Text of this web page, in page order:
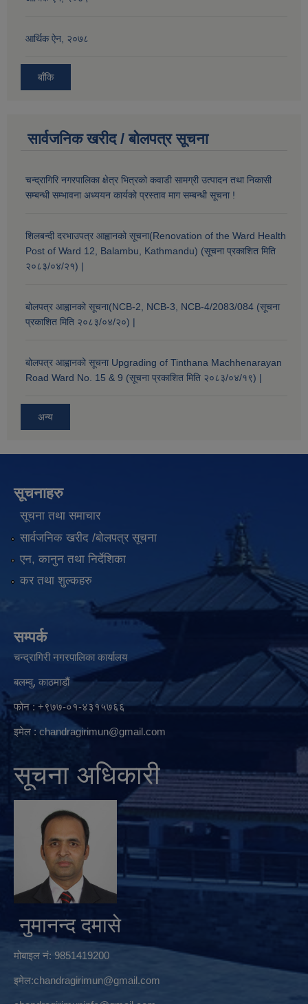
आर्थिक ऐन, २०७८
बाँकि
सार्वजनिक खरीद / बोलपत्र सूचना
चन्द्रागिरि नगरपालिका क्षेत्र भित्रको कवाडी सामग्री उत्पादन तथा निकासी
सम्बन्धी सम्भावना अध्ययन कार्यको प्रस्ताव माग सम्बन्धी सूचना !
शिलबन्दी दरभाउपत्र आह्वानको सूचना(Renovation of the Ward Health
Post of Ward 12, Balambu, Kathmandu) (सूचना प्रकाशित मिति
२०८३/०४/२१) |
बोलपत्र आह्वानको सूचना(NCB-2, NCB-3, NCB-4/2083/084 (सूचना
प्रकाशित मिति २०८३/०४/२०) |
बोलपत्र आह्वानको सूचना Upgrading of Tinthana Machhenarayan
Road Ward No. 15 & 9 (सूचना प्रकाशित मिति २०८३/०४/१९) |
अन्य
सूचनाहरु
सूचना तथा समाचार
सार्वजनिक खरीद /बोलपत्र सूचना
एन, कानुन तथा निर्देशिका
कर तथा शुल्कहरु
सम्पर्क
चन्द्रागिरी नगरपालिका कार्यालय
बलम्वु, काठमाडौं
फोन : +९७७-०१-४३१५७६६
इमेल :chandragirimun@gmail.com
सूचना अधिकारी
नुमानन्द दमासे
मोबाइल नं: 9851419200
इमेल:chandragirimun@gmail.com